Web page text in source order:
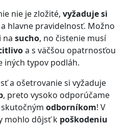
nie je zložité, vyžaduje si
hlavne pravidelnosť. Možno
na sucho, no čistenie musí
a s väčšou opatrnosťou
iných typov podláh.
a ošetrovanie si vyžaduje
, preto vysoko odporúčame
odborníkom! V
mohlo dôjsť k poškodeniu